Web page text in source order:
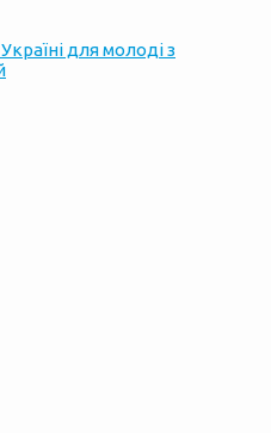
для молоді з